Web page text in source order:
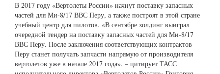
В 2017 году «Вертолеты России» начнут поставку запасных
частей для Ми-8/17 ВВС Перу, а также построят в этой стране
учебный центр для пилотов. «В сентябре холдинг выиграл
очередной тендер на поставку запасных частей для Ми-8/17
ВВС Перу. После заключения соответствующих контрактов
Перу станет получать запчасти напрямую от производителя
вертолетов уже в начале 2017 года», – цитирует ТАСС